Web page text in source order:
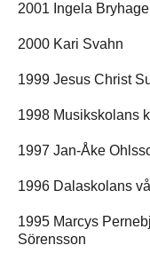
2001 Ingela Bryhage
2000 Kari Svahn
1999 Jesus Christ
1998 Musikskolans
1997 Jan-Åke
1996 Dalaskolans
1995 Marcys
Sörensson